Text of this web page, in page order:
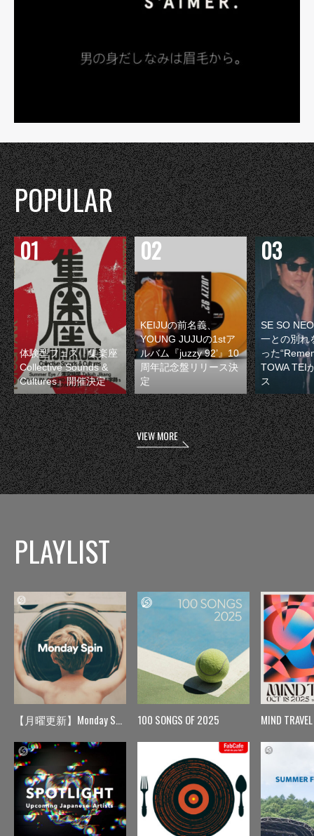
POPULAR
体験型フェス『集楽座
Collective Sounds &
Cultures』開催決定
KEIJUの前名義、
YOUNG JUJUの1stア
ルバム『juzzy 92’』10
周年記念盤リリース決
定
SE SO
一との別れ
った
TOWA TEI
ス
VIEW MORE
PLAYLIST
【月曜更新】Monday Spin 100 SONGS OF 2025 MIND TRAVEL